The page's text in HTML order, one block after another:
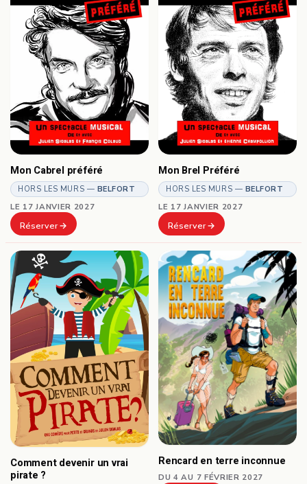
Mon Cabrel préféré
HORS LES MURS — BELFORT
LE 17 JANVIER 2027
Réserver
Mon Brel Préféré
HORS LES MURS — BELFORT
LE 17 JANVIER 2027
Réserver
Comment devenir un vrai
pirate ?
Rencard en terre inconnue
DU 4 AU 7 FÉVRIER 2027